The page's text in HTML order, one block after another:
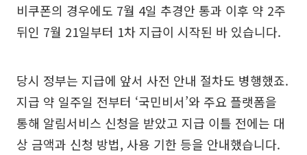
비쿠폰의 경우에도 7월 4일 추경안 통과 이후 약 2주
뒤인 7월 21일부터 1차 지급이 시작된 바 있습니다.
당시 정부는 지급에 앞서 사전 안내 절차도 병행했죠.
지급 약 일주일 전부터 ‘국민비서’와 주요 플랫폼을
통해 알림서비스 신청을 받았고 지급 이틀 전에는 대
상 금액과 신청 방법, 사용 기한 등을 안내했습니다.